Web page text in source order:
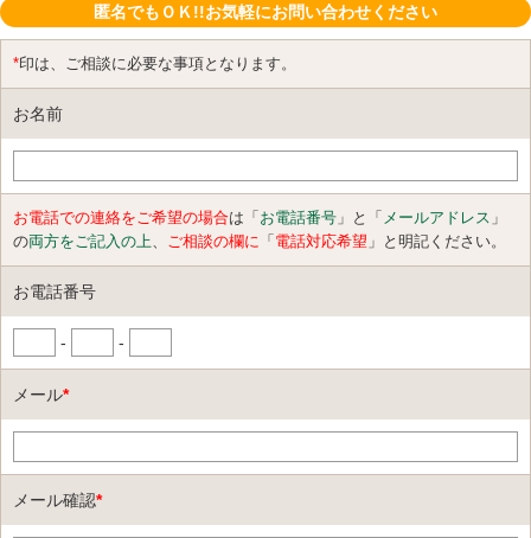
匿名でもＯＫ!!お気軽にお問い合わせください
*印は、ご相談に必要な事項となります。
お名前
お電話での連絡をご希望の場合は「 お電話番号 」と「 メールアドレス 」
の両方をご記入の上 ご相談の欄に 「 電話対応希望 」と明記ください。
お電話番号
- -
メール*
メール確認*